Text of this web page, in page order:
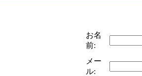
お名
前:
メー
ル: